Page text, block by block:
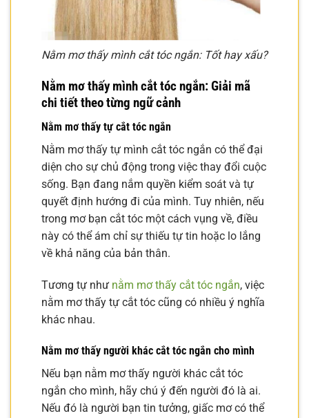
Nằm mơ thấy mình cắt tóc ngắn: Tốt hay xấu?
Nằm mơ thấy mình cắt tóc ngắn: Giải mã
chi tiết theo từng ngữ cảnh
Nằm mơ thấy tự cắt tóc ngắn
Nằm mơ thấy tự mình cắt tóc ngắn có thể đại
diện cho sự chủ động trong việc thay đổi cuộc
sống. Bạn đang nắm quyền kiểm soát và tự
quyết định hướng đi của mình. Tuy nhiên, nếu
trong mơ bạn cắt tóc một cách vụng về, điều
này có thể ám chỉ sự thiếu tự tin hoặc lo lắng
về khả năng của bản thân.
Tương tự như nằm mơ thấy cắt tóc ngắn, việc
nằm mơ thấy tự cắt tóc cũng có nhiều ý nghĩa
khác nhau.
Nằm mơ thấy người khác cắt tóc ngắn cho mình
Nếu bạn nằm mơ thấy người khác cắt tóc
ngắn cho mình, hãy chú ý đến người đó là ai.
Nếu đó là người bạn tin tưởng, giấc mơ có thể